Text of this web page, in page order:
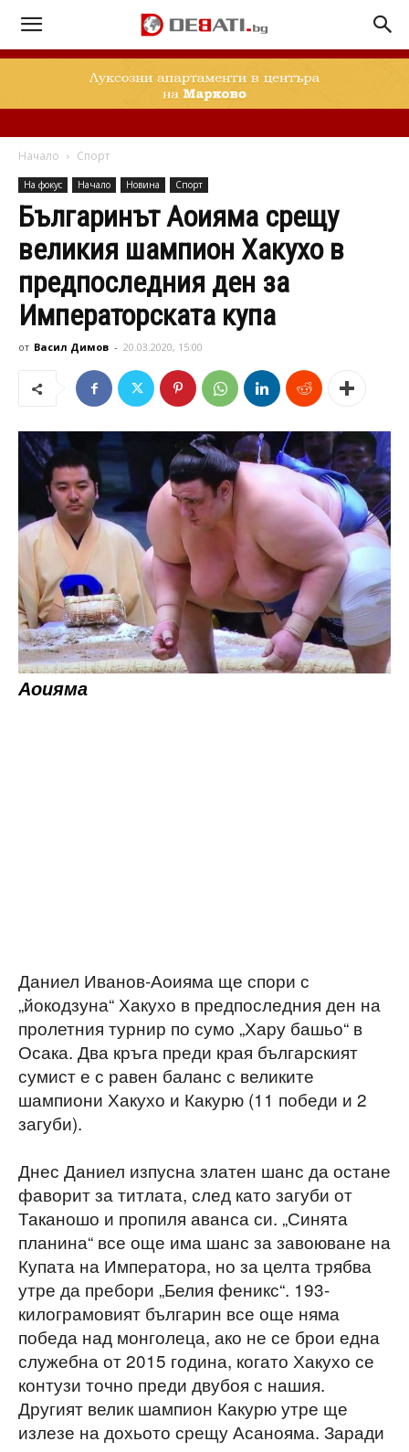
Начало Спорт
На фокус Начало Новина Спорт
Българинът Аоияма срещу
великия шампион Хакухо в
предпоследния ден за
Императорската купа
от Васил Димов - 20.03.2020, 15:00
Аоияма
Даниел Иванов-Аоияма ще спори с
„йокодзуна“ Хакухо в предпоследния ден на
пролетния турнир по сумо „Хару башьо“ в
Осака. Два кръга преди края българският
сумист е с равен баланс с великите
шампиони Хакухо и Какурю (11 победи и 2
загуби).
Днес Даниел изпусна златен шанс да остане
фаворит за титлата, след като загуби от
Таканошо и пропиля аванса си. „Синята
планина“ все още има шанс за завоюване на
Купата на Императора, но за целта трябва
утре да пребори „Белия феникс“. 193-
килограмовият българин все още няма
победа над монголеца, ако не се брои една
служебна от 2015 година, когато Хакухо се
контузи точно преди двубоя с нашия.
Другият велик шампион Какурю утре ще
излезе на дохьото срещу Асанояма. Заради